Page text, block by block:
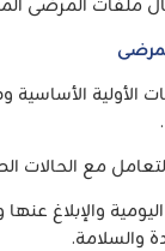
الأولية الأساسية
مع الحالات
والإبلاغ
والسلامة.